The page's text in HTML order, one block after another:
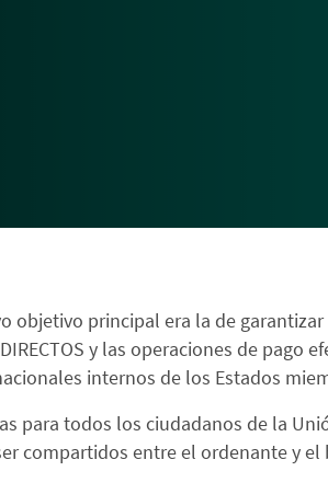
objetivo principal era la de
y las operaciones de pago
internos de los Estados
para todos los ciudadanos de la
compartidos entre el ordenante y